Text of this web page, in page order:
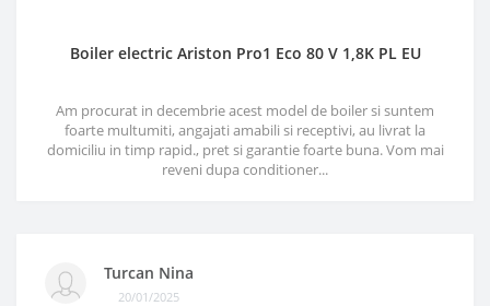
Boiler electric Ariston Pro1 Eco 80 V 1,8K PL EU
Am procurat in decembrie acest model de boiler si suntem
foarte multumiti, angajati amabili si receptivi, au livrat la
domiciliu in timp rapid., pret si garantie foarte buna. Vom mai
reveni dupa conditioner...
Turcan Nina
20/01/2025